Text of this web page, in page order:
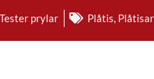
Tester prylar Plåtis, Plåtisar